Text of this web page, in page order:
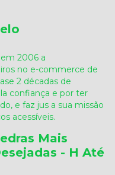
2006 a
no e-commerce de
2 décadas de
confiança e por ter
e faz jus a sua missão
acessíveis.
Mais
- H Até